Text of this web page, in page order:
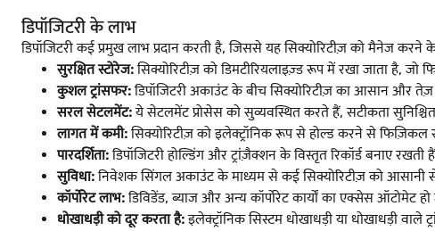
डिपॉजिटरी के लाभ
डिपॉजिटरी कई प्रमुख लाभ प्रदान करती है, जिससे यह सिक्योरिटीज़ को मैनेज
सुरक्षित स्टोरेज:सिक्योरिटीज़ को डिमटीरियलाइज़्ड रूप में रखा जाता है,
कुशल ट्रांसफर:डिपॉजिटरी अकाउंट के बीच सिक्योरिटीज़ का आसान और
सरल सेटलमेंट:ये सेटलमेंट प्रोसेस को सुव्यवस्थित करते हैं, सटीकता
लागत में कमी:सिक्योरिटीज़ को इलेक्ट्रॉनिक रूप से होल्ड करने से फिज़िकल
पारदर्शिता:डिपॉजिटरी होल्डिंग और ट्रांज़ैक्शन के विस्तृत रिकॉर्ड बनाए
सुविधा:निवेशक सिंगल अकाउंट के माध्यम से कई सिक्योरिटीज़ को
कॉर्पोरेट लाभ:डिविडेंड, ब्याज और अन्य कॉर्पोरेट कार्यों का एक्सेस ऑटोमेट
धोखाधड़ी को दूर करता है:इलेक्ट्रॉनिक सिस्टम धोखाधड़ी या धोखाधड़ी